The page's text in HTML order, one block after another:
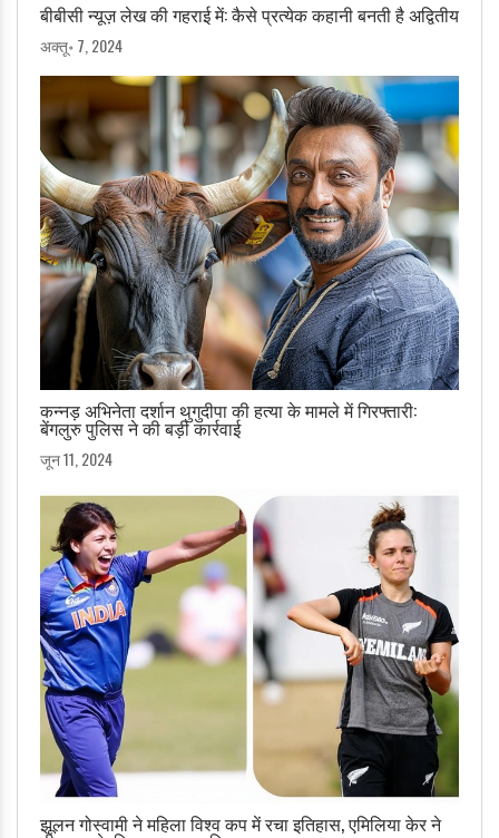
बीबीसी न्यूज़ लेख की गहराई में: कैसे प्रत्येक कहानी बनती है अद्वितीय
अक्तू॰ 7, 2024
कन्नड़ अभिनेता दर्शान थुगुदीपा की हत्या के मामले में गिरफ्तारी:
बेंगलुरु पुलिस ने की बड़ी कार्रवाई
जून 11, 2024
झूलन गोस्वामी ने महिला विश्व कप में रचा इतिहास, एमिलिया केर ने